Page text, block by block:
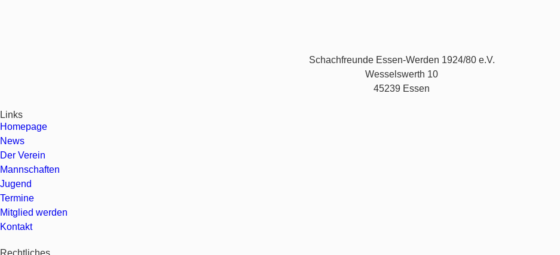
Schachfreunde Essen-Werden 1924/80 e.V.
Wesselswerth 10
45239 Essen
Links
Homepage
News
Der Verein
Mannschaften
Jugend
Termine
Mitglied werden
Kontakt